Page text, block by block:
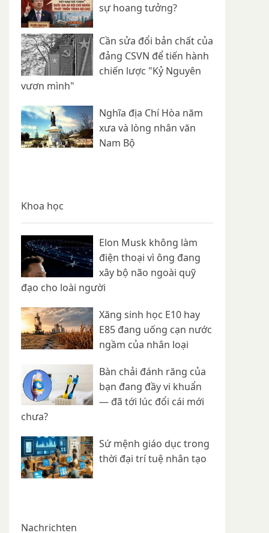
sự hoang tưởng?
Cần sửa đổi bản chất của
đảng CSVN để tiến hành
chiến lược "Kỷ Nguyên
vươn mình"
Nghĩa địa Chí Hòa năm
xưa và lòng nhân văn
Nam Bộ
Khoa học
Elon Musk không làm
điện thoại vì ông đang
xây bộ não ngoài quỹ
đạo cho loài người
Xăng sinh học E10 hay
E85 đang uống cạn nước
ngầm của nhân loại
Bàn chải đánh răng của
bạn đang đầy vi khuẩn
— đã tới lúc đổi cái mới
chưa?
Sứ mệnh giáo dục trong
thời đại trí tuệ nhân tạo
Nachrichten